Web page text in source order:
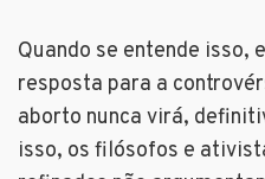
Quando se entende isso,
resposta para a
aborto nunca virá,
isso, os filósofos e